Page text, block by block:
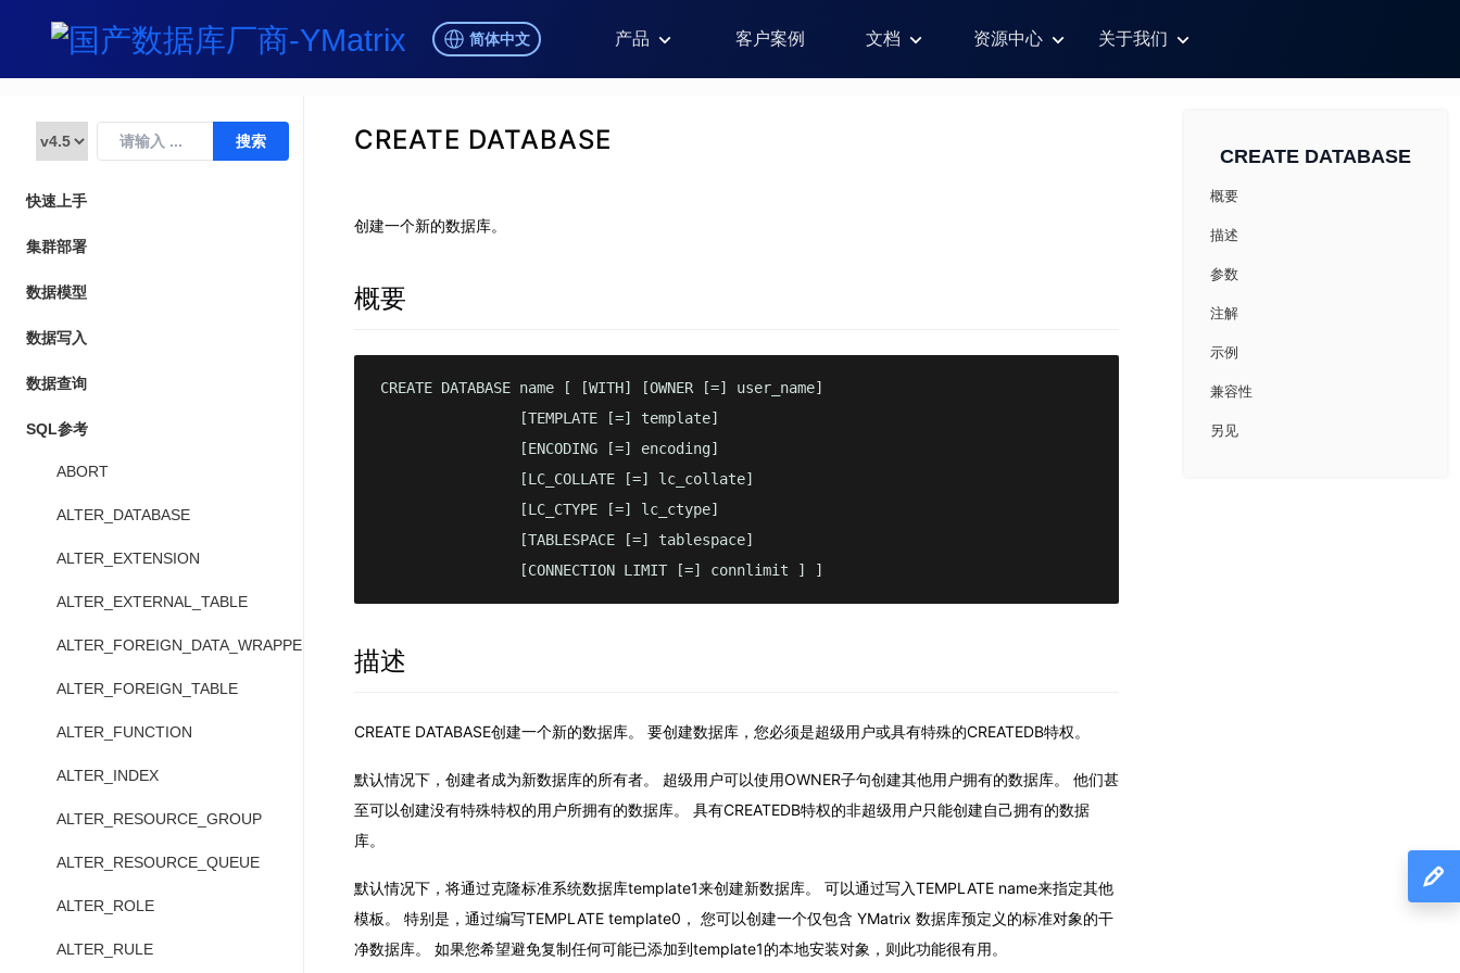
简体中文 产品 客户案例 文档 资源中心 关于我们
快速上手
集群部署
数据模型
数据写入
数据查询
SQL参考
ABORT
ALTER_DATABASE
ALTER_EXTENSION
ALTER_EXTERNAL_TABLE
ALTER_FOREIGN_DATA_WRAPPER
ALTER_FOREIGN_TABLE
ALTER_FUNCTION
ALTER_INDEX
ALTER_RESOURCE_GROUP
ALTER_RESOURCE_QUEUE
ALTER_ROLE
ALTER_RULE
CREATE DATABASE
创建一个新的数据库。
概要
CREATE DATABASE name [ [WITH] [OWNER [=] user_name]
                [TEMPLATE [=] template]
                [ENCODING [=] encoding]
                [LC_COLLATE [=] lc_collate]
                [LC_CTYPE [=] lc_ctype]
                [TABLESPACE [=] tablespace]
                [CONNECTION LIMIT [=] connlimit ] ]
描述
CREATE DATABASE创建一个新的数据库。 要创建数据库，您必须是超级用户或具有特殊的CREATEDB特权。
默认情况下，创建者成为新数据库的所有者。 超级用户可以使用OWNER子句创建其他用户拥有的数据库。 他们甚
至可以创建没有特殊特权的用户所拥有的数据库。 具有CREATEDB特权的非超级用户只能创建自己拥有的数据
库。
默认情况下，将通过克隆标准系统数据库template1来创建新数据库。 可以通过写入TEMPLATE name来指定其他
模板。 特别是，通过编写TEMPLATE template0， 您可以创建一个仅包含 YMatrix 数据库预定义的标准对象的干
净数据库。 如果您希望避免复制任何可能已添加到template1的本地安装对象，则此功能很有用。
CREATE DATABASE
概要
描述
参数
注解
示例
兼容性
另见